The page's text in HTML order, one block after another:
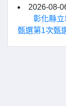
2026-08-
彰化縣
甄選第1次甄